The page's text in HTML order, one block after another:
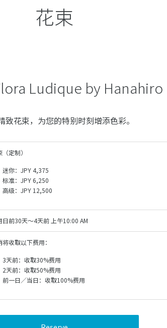
花束
Ludique by Hanahiro
花束，为您的特别时刻增添色彩。
定制）
迷你：JPY 4,375
标准：JPY 6,250
高级：JPY 12,500
日前30天～4天前 上午10:00 AM
将收取以下费用：
3天前：收取30%费用
2天前：收取50%费用
前一日／当日：收取100%费用